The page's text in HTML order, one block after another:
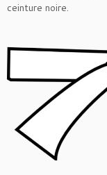
ceinture noire.